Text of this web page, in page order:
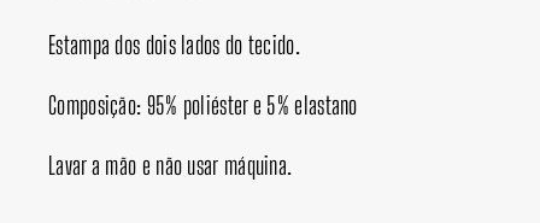
Estampa dos dois lados do tecido.
Composição: 95% poliéster e 5% elastano
Lavar a mão e não usar máquina.